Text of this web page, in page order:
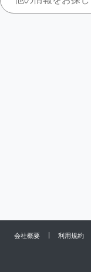
会社概要 利用規約